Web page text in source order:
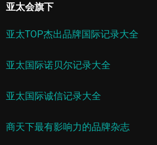
亚太会旗下
亚太TOP杰出品牌国际记录大全
亚太国际诺贝尔记录大全
亚太国际诚信记录大全
商天下最有影响力的品牌杂志